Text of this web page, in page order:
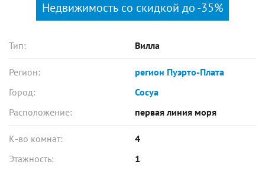
Недвижимость со скидкой до -35%
Тип: Вилла
Регион:
регион Пуэрто-Плата
Город:
Сосуа
Расположение:
первая линия моря
К-во комнат:
4
Этажность:
1